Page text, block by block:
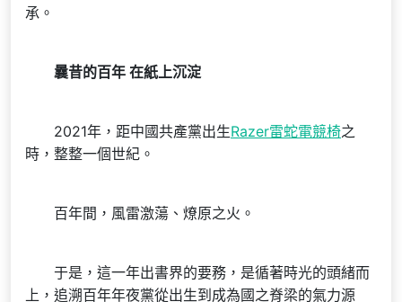
承。
曩昔的百年 在紙上沉淀
2021年，距中國共產黨出生Razer雷蛇電競椅之
時，整整一個世紀。
百年間，風雷激蕩、燎原之火。
于是，這一年出書界的要務，是循著時光的頭緒而
上，追溯百年年夜黨從出生到成為國之脊梁的氣力源